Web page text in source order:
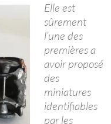
Elle est
sûrement
l’une des
premières a
avoir proposé
des
miniatures
identifiables
par les